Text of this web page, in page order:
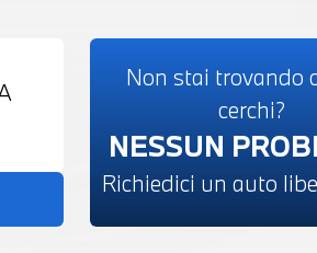
Non stai trovando
cerchi?
NESSUN
Richiedici un auto